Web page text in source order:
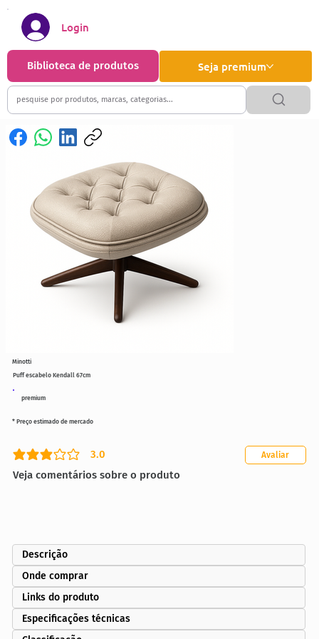
Seja premium
Biblioteca de produtos
Login
premium
Puff escabelo Kendall 67cm
3.0
classificação média é 3 de 5
Veja comentários sobre o produto
Avaliar
* Preço estimado de mercado
Minotti
Descrição
Onde comprar
Links do produto
Especificações técnicas